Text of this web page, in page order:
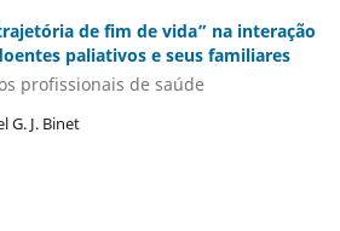
de fim de vida” na interação
paliativos e seus familiares
profissionais de saúde
G. J. Binet